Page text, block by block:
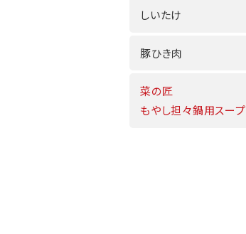
しいたけ
豚ひき肉
菜の匠
もやし担々鍋用スープ